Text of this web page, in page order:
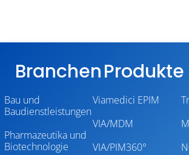
Branchen
Bau und
Baudienstleistungen
Pharmazeutika und
Biotechnologie
Produkte
Viamedici EPIM
VIA/MDM
VIA/PIM360°